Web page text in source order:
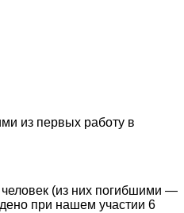
из первых работу в
человек (из них погибшими —
при нашем участии 6